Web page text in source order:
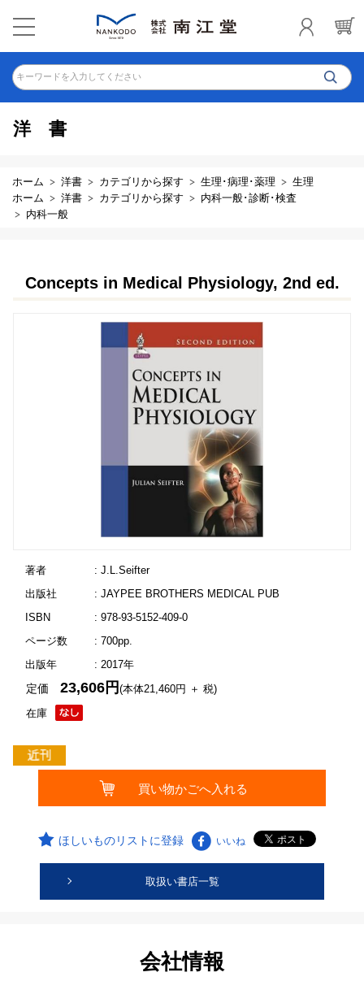
キーワードを入力してください
洋書
ホーム 洋書 カテゴリから探す 生理･病理･薬理
生理
ホーム
洋書 カテゴリから探す
内科一般･診断･検査
内科一般
Concepts in Medical Physiology, 2nd ed.
著者
: J.L.Seifter
出版社
: JAYPEE BROTHERS MEDICAL PUB
ISBN
: 978-93-5152-409-0
ページ数
: 700pp.
出版年
: 2017年
在庫
定価23,606円(本体21,460円 ＋ 税)
ほしいものリストに登録 いいね
取扱い書店一覧
会社情報